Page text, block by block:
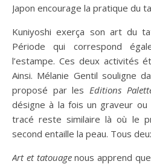
Japon encourage la pratique du
Kuniyoshi exerça son art du
Période qui correspond
l’estampe. Ces deux activités
Ainsi. Mélanie Gentil souligne
proposé par les Editions
désigne à la fois un graveur
tracé reste similaire là où le
second entaille la peau. Tous
Art et tatouagenous apprend